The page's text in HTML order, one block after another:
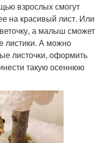
взрослых смогут
на красивый лист. Или
а малыш сможет
листики. А можно
листочки, оформить
такую осеннюю